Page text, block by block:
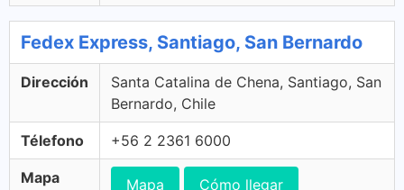
Fedex Express, Santiago, San Bernardo
Dirección
Santa Catalina de Chena, Santiago, San
Bernardo, Chile
Télefono +56 2 2361 6000
Mapa Mapa Cómo llegar